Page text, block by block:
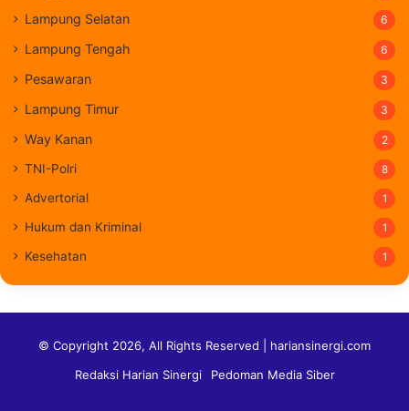
Lampung Selatan 6
Lampung Tengah 6
Pesawaran 3
Lampung Timur 3
Way Kanan 2
TNI-Polri 8
Advertorial 1
Hukum dan Kriminal 1
Kesehatan 1
© Copyright 2026, All Rights Reserved | hariansinergi.com
Redaksi Harian Sinergi
Pedoman Media Siber